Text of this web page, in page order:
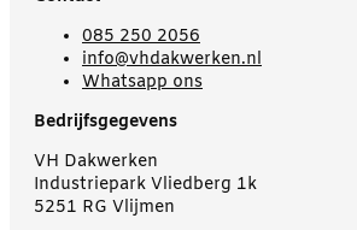
085 250 2056
info@vhdakwerken.nl
Whatsapp ons
Bedrijfsgegevens
VH Dakwerken
Industriepark Vliedberg 1k
5251 RG Vlijmen